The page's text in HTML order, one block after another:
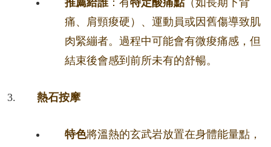
推薦給誰：有特定酸痛點（如長期下背
痛、肩頸痠硬）、運動員或因舊傷導致肌
肉緊繃者。過程中可能會有微痠痛感，但
結束後會感到前所未有的舒暢。
熱石按摩
特色將溫熱的玄武岩放置在身體能量點，